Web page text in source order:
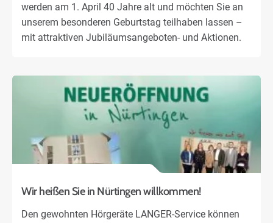
werden am 1. April 40 Jahre alt und möchten Sie an
unserem besonderen Geburtstag teilhaben lassen –
mit attraktiven Jubiläumsangeboten- und Aktionen.
Wir heißen Sie in Nürtingen willkommen!
Den gewohnten Hörgeräte LANGER-Service können